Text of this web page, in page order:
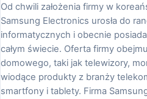
Od chwili założenia firmy w
Samsung Electronics urosła do
informatycznych i obecnie
całym świecie. Oferta firmy
domowego, taki jak telewizory,
wiodące produkty z branży
smartfony i tablety. Firma